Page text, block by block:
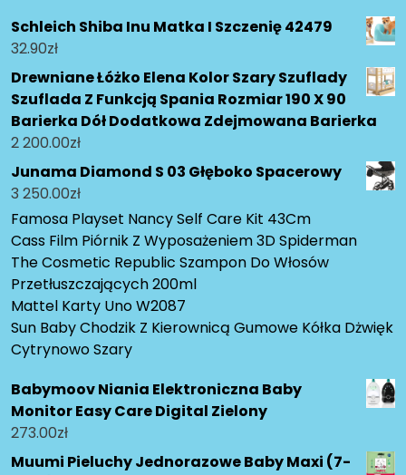
Schleich Shiba Inu Matka I Szczenię 42479
32.90zł
Drewniane Łóżko Elena Kolor Szary Szuflady
Szuflada Z Funkcją Spania Rozmiar 190 X 90
Barierka Dół Dodatkowa Zdejmowana Barierka
2 200.00zł
Junama Diamond S 03 Głęboko Spacerowy
3 250.00zł
Famosa Playset Nancy Self Care Kit 43Cm
Cass Film Piórnik Z Wyposażeniem 3D Spiderman
The Cosmetic Republic Szampon Do Włosów
Przetłuszczających 200ml
Mattel Karty Uno W2087
Sun Baby Chodzik Z Kierownicą Gumowe Kółka Dżwięk
Cytrynowo Szary
Babymoov Niania Elektroniczna Baby
Monitor Easy Care Digital Zielony
273.00zł
Muumi Pieluchy Jednorazowe Baby Maxi (7-